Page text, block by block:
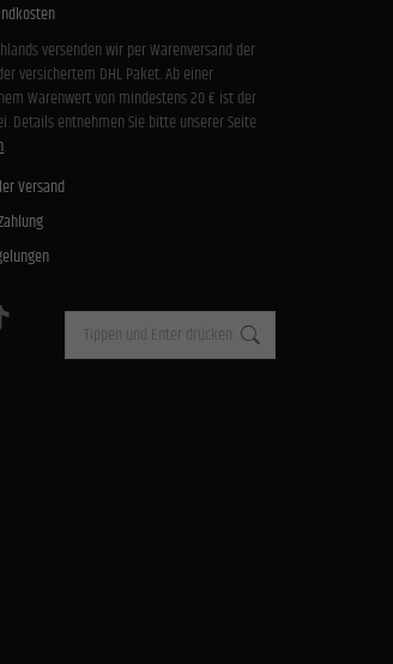
versenden wir per Warenversand der
versichertem DHL Paket. Ab einer
Warenwert von mindestens 20 € ist der
Details entnehmen Sie bitte unserer Seite
.
Versand